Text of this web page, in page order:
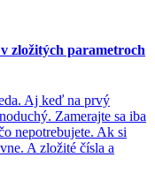
zložitých parametroch
Aj keď na prvý
Zamerajte sa iba
nepotrebujete. Ak si
A zložité čísla a